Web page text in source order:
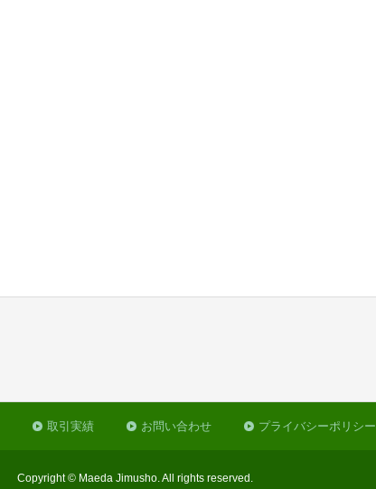
取引実績 お問い合わせ プライバシーポリシー
Copyright © Maeda Jimusho. All rights reserved.